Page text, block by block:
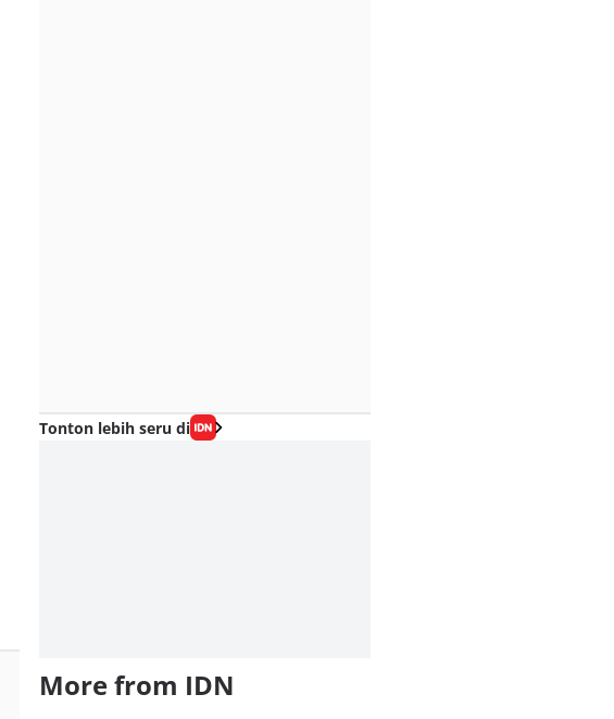
Tonton lebih seru di
More from IDN